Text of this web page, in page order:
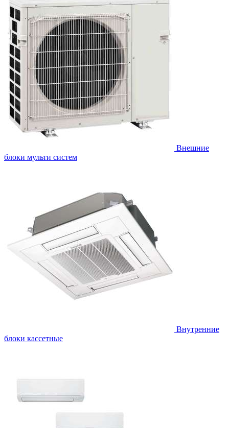
Внешние
блоки мульти систем
Внутренние
блоки кассетные